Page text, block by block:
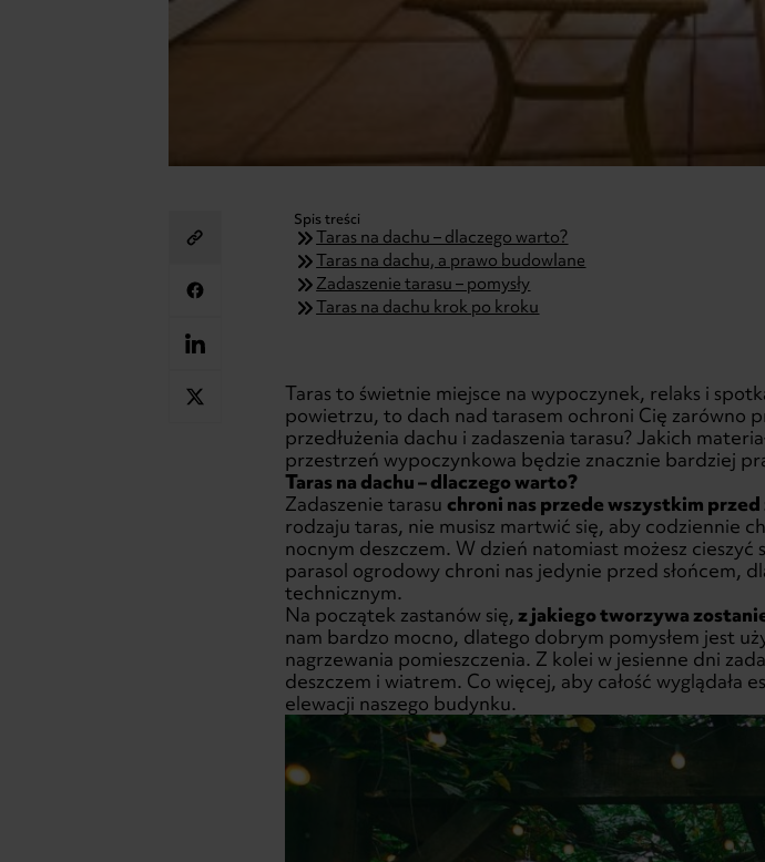
Spis treści
Taras na dachu – dlaczego warto?
Taras na dachu, a prawo budowlane
Zadaszenie tarasu – pomysły
Taras na dachu krok po kroku
Taras to świetnie miejsce na wypoczynek, relaks i
powietrzu, to dach nad tarasem ochroni Cię zarówno
przedłużenia dachu i zadaszenia tarasu? Jakich
przestrzeń wypoczynkowa będzie znacznie bardziej
Taras na dachu – dlaczego warto?
Zadaszenie tarasu chroni nas przede wszystkim
rodzaju taras, nie musisz martwić się, aby codziennie
nocnym deszczem. W dzień natomiast możesz
parasol ogrodowy chroni nas jedynie przed słońcem,
technicznym.
Na początek zastanów się,z jakiego tworzywa
nam bardzo mocno, dlatego dobrym pomysłem jest
nagrzewania pomieszczenia. Z kolei w jesienne dni
deszczem i wiatrem. Co więcej, aby całość
elewacji naszego budynku.